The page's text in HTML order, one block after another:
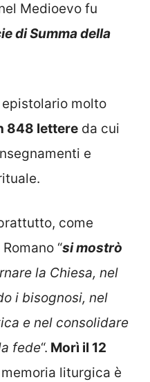
Medioevo fu
di Summa della
molto
848 lettere da cui
e
come
“si mostrò
la Chiesa, nel
i bisognosi, nel
e nel consolidare
fede“. Morì il 12
memoria liturgica è